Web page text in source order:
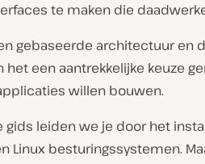
te maken die
gebaseerde architectuur en
een aantrekkelijke keuze
willen bouwen.
gids leiden we je door het
Linux besturingssystemen.